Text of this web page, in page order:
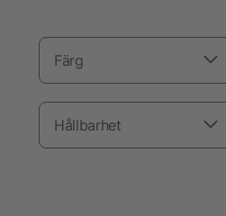
Färg
Hållbarhet